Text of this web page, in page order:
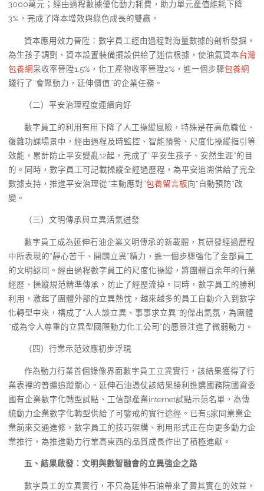
3000萬元；經由過程數據優化動力耗費，助力單元產值能耗下降
3%，完成了降本增效與綠色成長的雙贏。
資本應用效力晉陞：數字員工經由過程對海量數據的剖析發掘，
為生孩子調劑、資本設置裝備擺設供給了迷信根據，使油氣資本台灣
包養網采收率晉陞1.5%，化工產物收率晉陞2%，進一個步驟包養網
踐行了“會聚動力，延伸價值”的企業任務。
（二）平安治理程度連續向好
數字員工的利用有用下降了人工操縱風險，特殊是在高危職位、
復雜功課場景中，經由過程及時監控、智能預警、尺度化操縱指引等
效能，累計防止平安變亂12起，完成了“平安生孩子、安然生涯”的目
的。同時，數字員工可記載操縱全經過歷程，為平安追溯供給了完全
數據支持，推進平安治理從“主動應對”包養留言板向“自動預防”改
變。
（三）文明傳承與立異活氣迸發
數字員工成為延伸石油企業文明傳承的新載體，其研發經過歷程
中所表現的“靜心苦干、開闢立異”精力，進一個步驟強化了全部員工
的文明認同。經由過程數字員工的尺度化操縱，將團體百余年的行業
經歷、操縱規范精準傳承，防止了經歷流掉。同時，數字員工的勝利
利用，激起了團體外部的立異熱忱，越來越多的員工自動介入到數字
化轉型中來，構成了“人人談立異、事事求立異”的傑出氣氛，為團體
“成為令人尊重的立異型國際動力化工公司”的愿景注進了微弱動力。
（四）行業示范效應初步浮現
作為動力行業首個錄像界面數字員工立異實行，該結果獲得了行
業表裡的普遍追蹤關心。延伸石油憑仗該結果勝利進選國務院國資委
國有企業數字化轉型試點、工信部產業internet試點示范名單，為傳
統動力企業數字化轉型供給了可鑒戒的實行途徑。已有5家同業業企
業前來交通進修，數字員工的技巧架構、利用形式正在向更多動力企
業推行，為推進動力行業高東西的品質成長作出了積極進獻。
五、結果啟發：文明與數智融會的立異強企之路
數字員工的立異實行，不只為延伸石油帶來了實其實在的效益，